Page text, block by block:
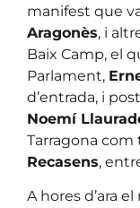
manifest que
Aragonès, i
Baix Camp, el
Parlament,
d’entrada, i
Noemí
Tarragona
Recasens,
A hores d’ara